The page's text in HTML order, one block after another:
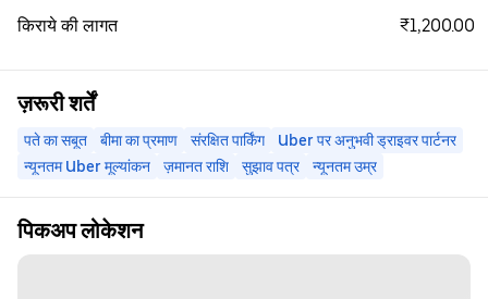
किराये की लागत ₹1,200.00
ज़रूरी शर्तें
पते का सबूत बीमा का प्रमाण संरक्षित पार्किंग
Uber पर अनुभवी ड्राइवर पार्टनर
न्यूनतम Uber मूल्यांकन
ज़मानत राशि सुझाव पत्र न्यूनतम उम्र
पिकअप लोकेशन